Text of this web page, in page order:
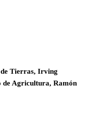
Tierras, Irving
de Agricultura, Ramón